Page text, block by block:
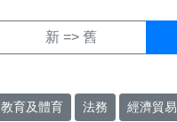
新 => 舊
教育及體育 法務 經濟貿易